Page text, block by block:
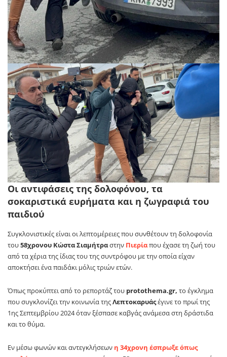
Οι αντιφάσεις της δολοφόνου, τα
σοκαριστικά ευρήματα και η ζωγραφιά του
παιδιού
Συγκλονιστικές είναι οι λεπτομέρειες που συνθέτουν τη δολοφονία
του58χρονου Κώστα Σιαμήτραστην Πιερίαπου έχασε τη ζωή του
από τα χέρια της ίδιας του της συντρόφου με την οποία είχαν
αποκτήσει ένα παιδάκι μόλις τριών ετών.
Όπως προκύπτει από το ρεπορτάζ του protothema.gr, το έγκλημα
που συγκλονίζει την κοινωνία τηςΛεπτοκαρυάςέγινε το πρωί της
1ης Σεπτεμβρίου 2024 όταν ξέσπασε καβγάς ανάμεσα στη δράστιδα
και το θύμα.
Εν μέσω φωνών και αντεγκλήσεων η 34χρονη έσπρωξε όπως